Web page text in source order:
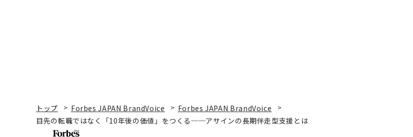
トップ Forbes JAPAN BrandVoice
Forbes JAPAN BrandVoice
目先の転職ではなく「10年後の価値」をつくる──アサインの長期伴走型支援とは